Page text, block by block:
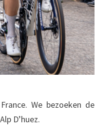
We bezoeken de
D’huez.